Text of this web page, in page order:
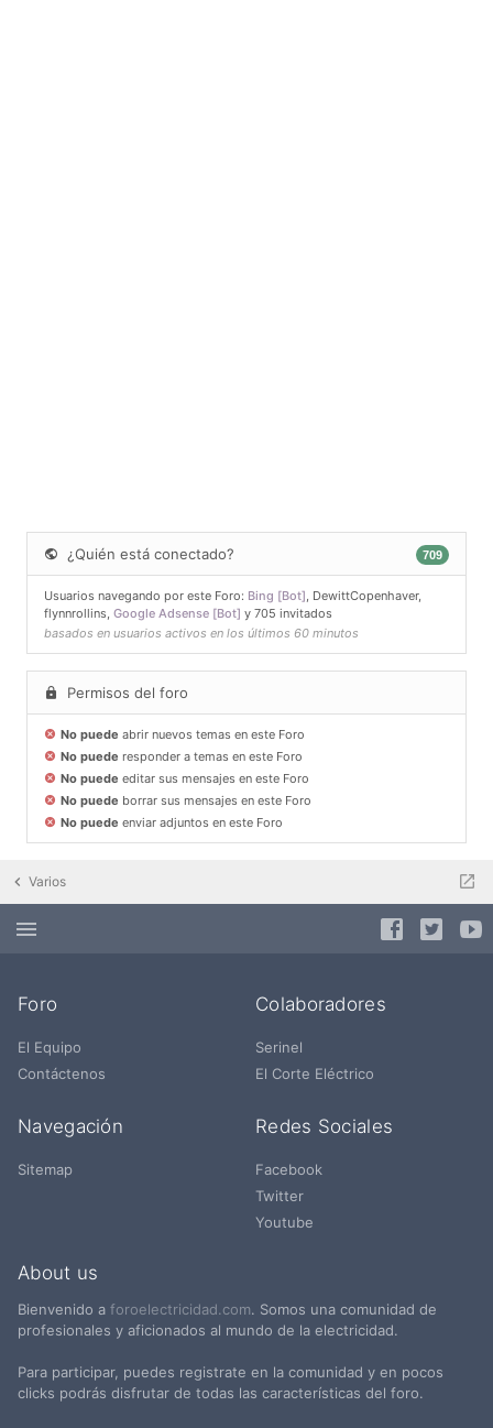
¿Quién está conectado? 709
Usuarios navegando por este Foro: Bing [Bot], DewittCopenhaver,
flynnrollins, Google Adsense [Bot] y 705 invitados
basados en usuarios activos en los últimos 60 minutos
Permisos del foro
No puede abrir nuevos temas en este Foro
No puede responder a temas en este Foro
No puede editar sus mensajes en este Foro
No puede borrar sus mensajes en este Foro
No puede enviar adjuntos en este Foro
Varios
Foro
El Equipo
Contáctenos
Colaboradores
Serinel
El Corte Eléctrico
Navegación
Sitemap
Redes Sociales
Facebook
Twitter
Youtube
About us
Bienvenido a foroelectricidad.com. Somos una comunidad de
profesionales y aficionados al mundo de la electricidad.
Para participar, puedes registrate en la comunidad y en pocos
clicks podrás disfrutar de todas las características del foro.